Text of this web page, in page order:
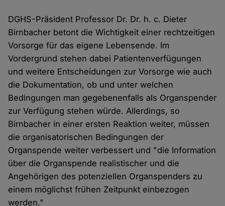
DGHS-Präsident Professor Dr. Dr. h. c. Dieter
Birnbacher betont die Wichtigkeit einer rechtzeitigen
Vorsorge für das eigene Lebensende. Im
Vordergrund stehen dabei Patientenverfügungen
und weitere Entscheidungen zur Vorsorge wie auch
die Dokumentation, ob und unter welchen
Bedingungen man gegebenenfalls als Organspender
zur Verfügung stehen würde. Allerdings, so
Birnbacher in einer ersten Reaktion weiter, müssen
die organisatorischen Bedingungen der
Organspende weiter verbessert und "die Information
über die Organspende realistischer und die
Angehörigen des potenziellen Organspenders zu
einem möglichst frühen Zeitpunkt einbezogen
werden."